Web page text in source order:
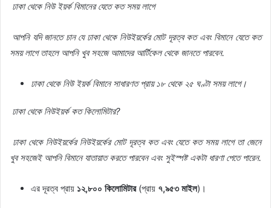
ঢাকা থেকে নিউ ইয়র্ক বিমানের যেতে কত সময় লাগে
আপনি যদি জানতে চান যে ঢাকা থেকে নিউইয়র্কের মোট দূরত্ব কত এবং বিমানে যেতে কত
সময় লাগে তাহলে আপনি খুব সহজে আমাদের আর্টিকেল থেকে জানতে পারবেন.
ঢাকা থেকে নিউ ইয়র্ক বিমানে সাধারণত প্রায় ১৮ থেকে ২৫ ঘণ্টা সময় লাগে।
ঢাকা থেকে নিউইয়র্ক কত কিলোমিটার?
ঢাকা থেকে নিউইয়র্কের নিউইয়র্কের মোট দূরত্ব কত এবং যেতে কত সময় লাগে তা জেনে
খুব সহজেই আপনি বিমানে যাতায়াত করতে পারবেন এবং সুইস্পষ্ট একটা ধারণা পেতে পারেন.
এর দূরত্ব প্রায় ১২,৮০০ কিলোমিটার(প্রায় ৭,৯৫৩ মাইল)।